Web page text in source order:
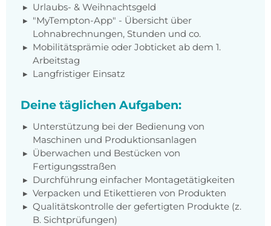
Urlaubs- & Weihnachtsgeld
"MyTempton-App" - Übersicht über
Lohnabrechnungen, Stunden und co.
Mobilitätsprämie oder Jobticket ab dem 1.
Arbeitstag
Langfristiger Einsatz
Deine täglichen Aufgaben:
Unterstützung bei der Bedienung von
Maschinen und Produktionsanlagen
Überwachen und Bestücken von
Fertigungsstraßen
Durchführung einfacher Montagetätigkeiten
Verpacken und Etikettieren von Produkten
Qualitätskontrolle der gefertigten Produkte (z.
B. Sichtprüfungen)